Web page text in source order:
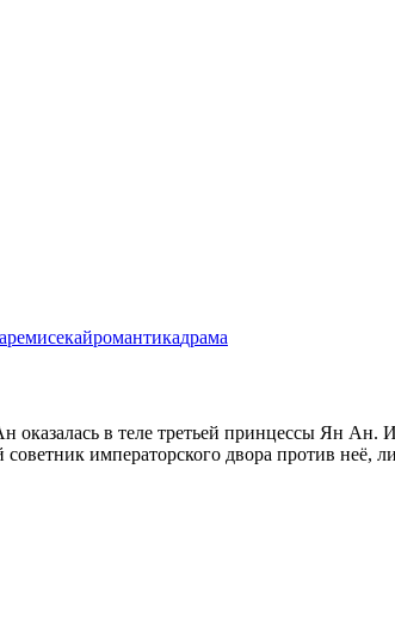
исекайромантикадрама
оказалась в теле третьей принцессы Ян
советник императорского двора против